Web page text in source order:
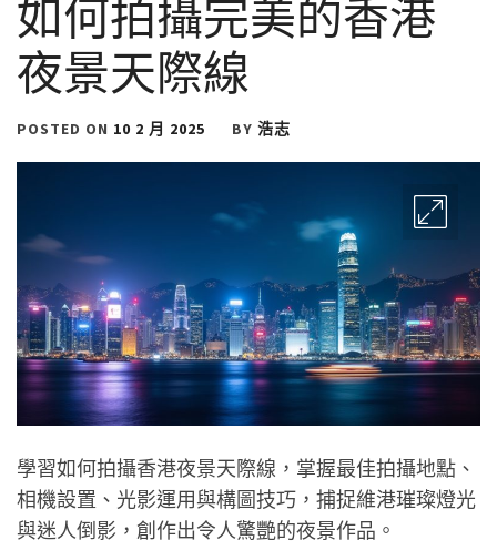
如何拍攝完美的香港
夜景天際線
POSTED ON 10 2 月 2025 BY 浩志
學習如何拍攝香港夜景天際線，掌握最佳拍攝地點、
相機設置、光影運用與構圖技巧，捕捉維港璀璨燈光
與迷人倒影，創作出令人驚艷的夜景作品。